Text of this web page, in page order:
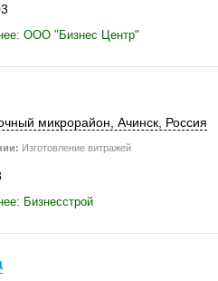
ООО "Бизнес Центр"
микрорайон, Ачинск, Россия
Изготовление витражей
Бизнесстрой